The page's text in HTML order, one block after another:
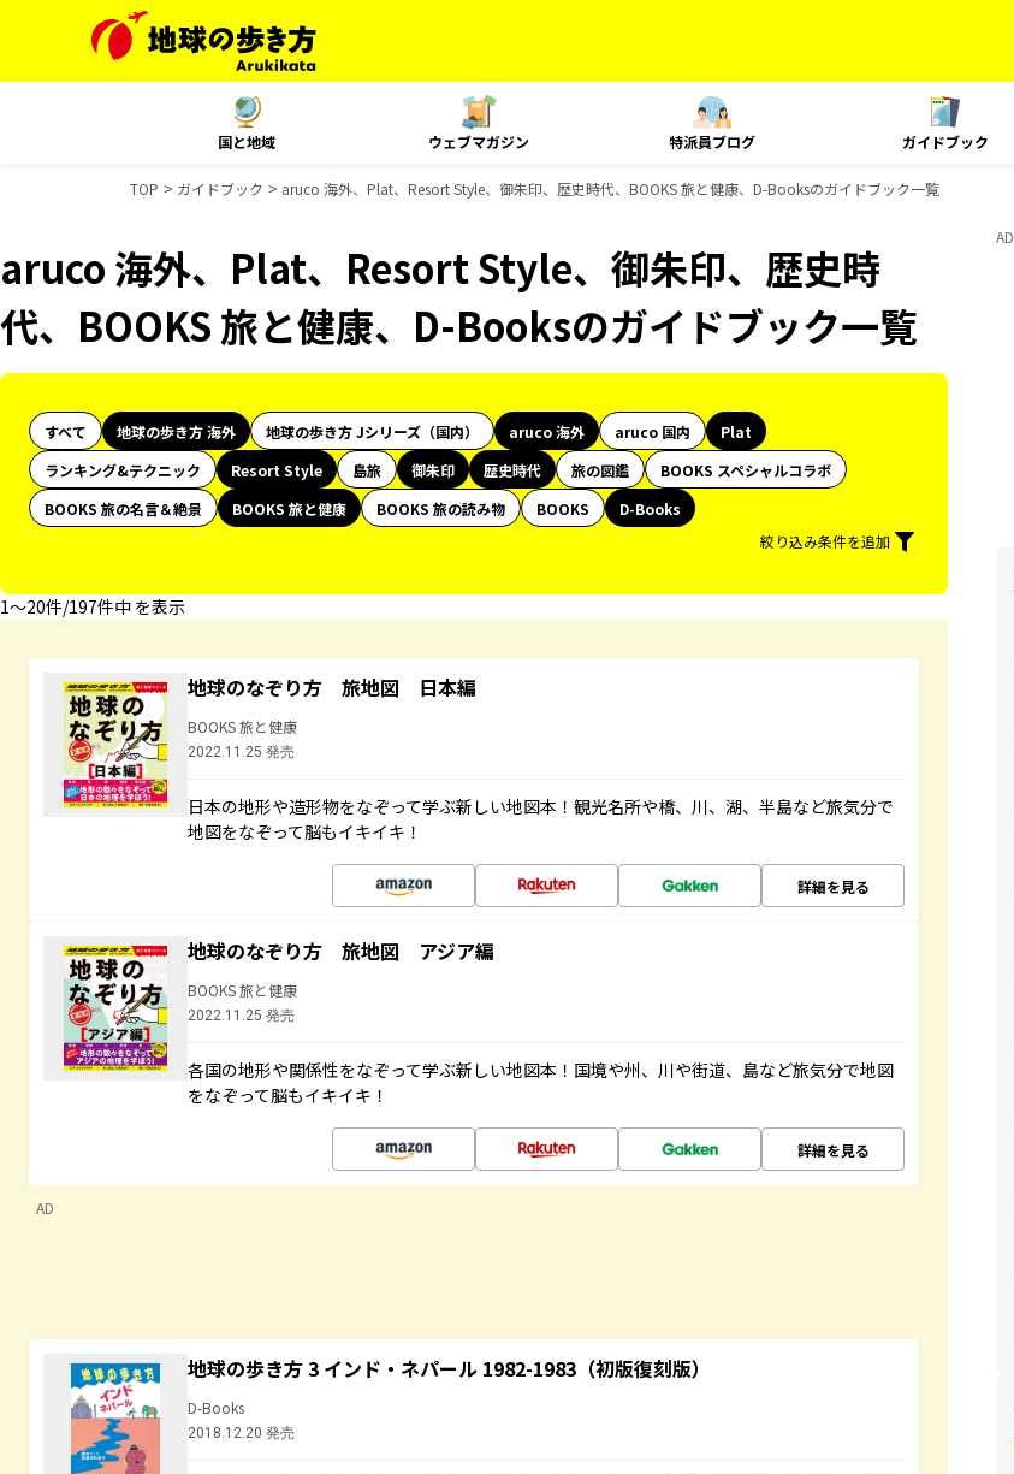
国と地域 ウェブマガジン 特派員ブログ ガイドブック
TOP ガイドブック aruco 海外、Plat、Resort Style、御朱印、歴史時代、BOOKS 旅と健康、D-Booksのガイドブック一覧
aruco 海外、Plat、Resort Style、御朱印、歴史時
代、BOOKS 旅と健康、D-Booksのガイドブック一覧
すべて 地球の歩き方 海外 地球の歩き方 Jシリーズ（国内） aruco 海外 aruco 国内
Plat
ランキング&テクニック
Resort Style 島旅 御朱印 歴史時代 旅の図鑑
BOOKS スペシャルコラボ
BOOKS 旅の名言＆絶景
BOOKS 旅と健康 BOOKS 旅の読み物 BOOKS
D-Books
絞り込み条件を追加
1〜20件/197件中 を表示
地球のなぞり方 旅地図 日本編
BOOKS 旅と健康
2022.11.25 発売
日本の地形や造形物をなぞって学ぶ新しい地図本！観光名所や橋、川、湖、半島など旅気分で
地図をなぞって脳もイキイキ！
詳細を見る
地球のなぞり方 旅地図 アジア編
BOOKS 旅と健康
2022.11.25 発売
各国の地形や関係性をなぞって学ぶ新しい地図本！国境や州、川や街道、島など旅気分で地図
をなぞって脳もイキイキ！
詳細を見る
AD
地球の歩き方 3 インド・ネパール 1982-1983（初版復刻版）
D-Books
2018.12.20 発売
AD